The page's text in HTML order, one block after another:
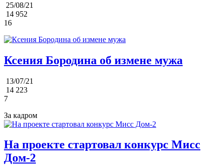
25/08/21
14 952
16
Ксения Бородина об измене мужа
13/07/21
14 223
7
За кадром
На проекте стартовал конкурс Мисс
Дом-2